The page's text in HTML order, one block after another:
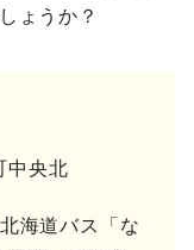
ょうか？
中央北
海道バス「な